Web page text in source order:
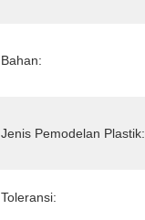
Bahan:
Jenis Pemodelan Plastik:
Toleransi: